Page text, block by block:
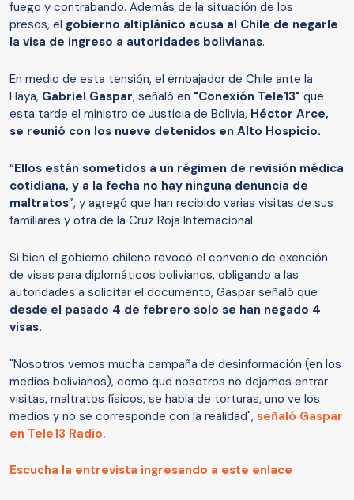
fuego y contrabando. Además de la situación de los
presos, el gobierno altiplánico acusa al Chile de negarle
la visa de ingreso a autoridades bolivianas.
En medio de esta tensión, el embajador de Chile ante la
Haya, Gabriel Gaspar, señaló en "Conexión Tele13" que
esta tarde el ministro de Justicia de Bolivia, Héctor Arce,
se reunió con los nueve detenidos en Alto Hospicio.
“Ellos están sometidos a un régimen de revisión médica
cotidiana, y a la fecha no hay ninguna denuncia de
maltratos”, y agregó que han recibido varias visitas de sus
familiares y otra de la Cruz Roja Internacional.
Si bien el gobierno chileno revocó el convenio de exención
de visas para diplomáticos bolivianos, obligando a las
autoridades a solicitar el documento, Gaspar señaló que
desde el pasado 4 de febrero solo se han negado 4
visas.
"Nosotros vemos mucha campaña de desinformación (en los
medios bolivianos), como que nosotros no dejamos entrar
visitas, maltratos físicos, se habla de torturas, uno ve los
medios y no se corresponde con la realidad", señaló Gaspar
en Tele13 Radio.
Escucha la entrevista ingresando a este enlace